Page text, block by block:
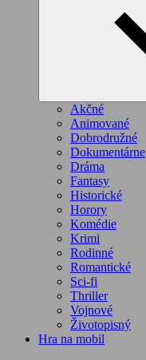
Akčné
Animované
Dobrodružné
Dokumentárne
Dráma
Fantasy
Historické
Horory
Komédie
Krimi
Rodinné
Romantické
Sci-fi
Thriller
Vojnové
Životopisný
Hra na mobil